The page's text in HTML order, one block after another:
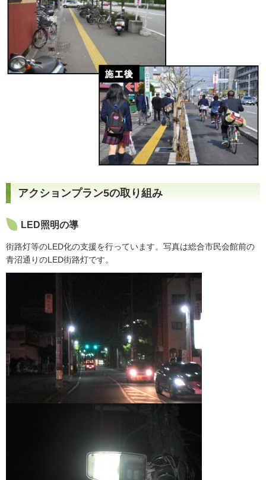
アクションプラン5の取り組み
LED照明の導
街路灯等のLED化の支援を行っています。写真は総合市民会館前の
青沼通りのLED街路灯です。